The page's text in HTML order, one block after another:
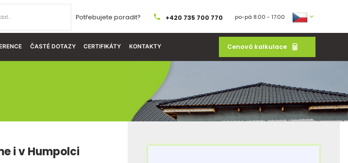
Potřebujete poradit? +420 735 700 770 po-pá 8:00 - 17:00
ČASTÉ DOTAZY CERTIFIKÁTY KONTAKTY Cenová kalkulace
i v Humpolci